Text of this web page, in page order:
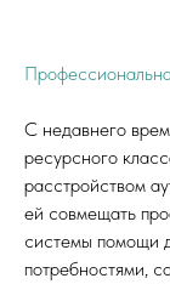
С недавнего
ресурсного
расстройством
ей совмещать
системы помощи
потребностями,